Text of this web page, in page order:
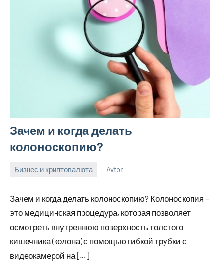
Зачем и когда делать
колоноскопию?
Бизнес и криптовалюта
2023
Avtor
Зачем и когда делать колоноскопию? Колоноскопия –
это медицинская процедура, которая позволяет
осмотреть внутреннюю поверхность толстого
кишечника (колона) с помощью гибкой трубки с
видеокамерой на […]